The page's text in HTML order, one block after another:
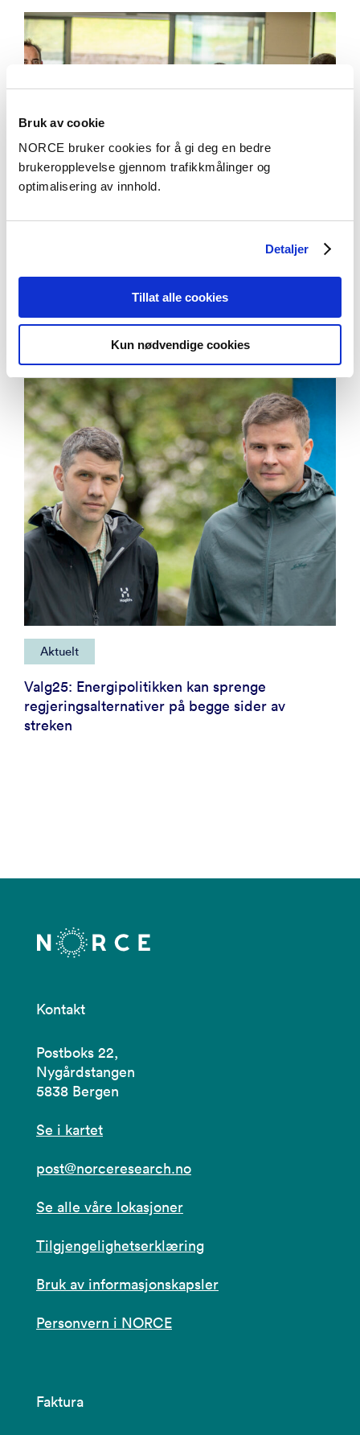
Bruk av cookie
NORCE bruker cookies for å gi deg en bedre
brukeropplevelse gjennom trafikkmålinger og
optimalisering av innhold.
Detaljer
Tillat alle cookies
Kun nødvendige cookies
Undersøker hvorfor rettssaker tar for lang tid
Aktuelt
Valg25: Energipolitikken kan sprenge
regjeringsalternativer på begge sider av
streken
Kontakt
Postboks 22,
Nygårdstangen
5838 Bergen
Se i kartet
post@norceresearch.no
Se alle våre lokasjoner
Tilgjengelighetserklæring
Bruk av informasjonskapsler
Personvern i NORCE
Faktura